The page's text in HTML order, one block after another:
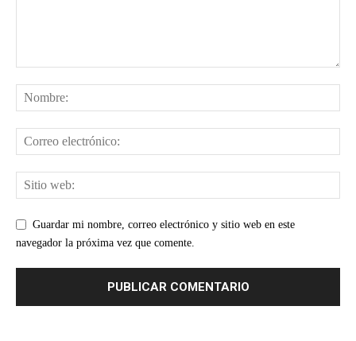
Guardar mi nombre, correo electrónico y sitio web en este
navegador la próxima vez que comente.